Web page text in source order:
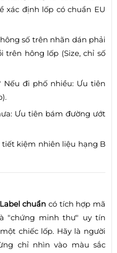
xác định lốp có chuẩn EU
số trên nhãn dán phải
trên hông lốp (Size, chỉ số
Nếu đi phố nhiều: Ưu tiên
Ưu tiên bám đường ướt
tiết kiệm nhiên liệu hạng B
chuẩn có tích hợp mã
"chứng minh thư" uy tín
chiếc lốp. Hãy là người
chỉ nhìn vào màu sắc